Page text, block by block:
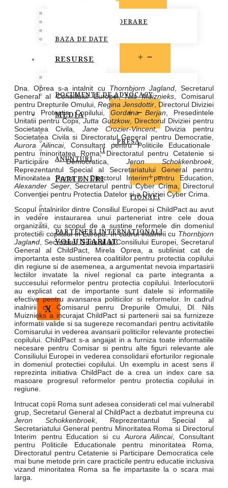
PROCEDURA DE ADERARE
BAZA DE DATE
RESURSE
PUBLICATII
DOCUMENTE DE ADVOCACY
MEDIA
OPEN
MENU
STIRI
COMUNICATE DE PRESA
INFO MEMBRI
ANUNTURI
PARTENERI
OPEN
MENU
PARTENERI INSTITUTIONALI
PARTENERI MEDIA
SOCIETATEA CIVILA
SPONSORI SI DONATORI
PARTENERI INTERNATIONALI
VOLUNTARIAT
X
Dna. Oprea s-a intalnit cu Thornbjorn Jagland, Secretarul
General al Consiliului Europei,Nils Muiznieks, Comisarul
pentru Drepturile Omului, Regina Jensdottir, Directorul Diviziei
pentru Protectia Copilului,Gordana Berjan, Presedintele
Unitatii pentru Copii,Jutta Gutzkow, Directorul Diviziei pentru
Societatea Civila, Jane Crozier-Vincent, Divizia pentru
Societatea Civila si Directoratul General pentru Democratie,
Aurora Ailincai, Consultant pentru Politicile Educationale
pentru minoritatea Roma, Directoratul pentru Cetatenie si
Participare Democratica, Jeron Schokkenbroek,
Reprezentantul Special al Secretariatului General pentru
Minoritatea Roma si Directorul Interim pentru Education,
Alexander Seger, Secretarul pentru Cyber Crima, Directorul
Conventiei pentru Protectia Datelor si a Diviziei Cyber Crima.
Scopul intalnirilor dintre Consiliul Europei si ChildPact au avut
in vedere instaurarea unui parteneriat intre cele doua
organizatii, cu scopul de a sustine reformele din domeniul
protectiei copilului in Europa. In cadrul intalnirii cu Thornbjorn
Jagland, Secretarul General al Consiliului Europei, Secretarul
General al ChildPact, Mirela Oprea, a subliniat cat de
importanta este sustinerea coalitiilor pentru protectia copilului
din regiune si de asemenea, a argumentat nevoia impartasirii
lectiilor invatate la nivel regional ca parte integranta a
succesului reformelor pentru protectia copilului. Interlocutorii
au explicat cat de importante sunt datele si informatiile
efective pentru avansarea politicilor si reformelor. In cadrul
inalnirii cu Comisarul penru Drepurile Omului, Dl. Nils
Muiznieks a incurajat ChildPact si partenerii sai sa furnizeze
informatii valide si sa sugereze recomandari pentru activitatile
Comisarului in vederea avansarii politicilor relevante protectiei
copilului. ChildPact s-a angajat in a furniza toate informatiile
necesare pentru Comisar si pentru alte figuri relevante ale
Consiliului Europei in vederea consolidarii eforturilor regionale
in domeniul protectiei copilului. Un exemplu in acest sens il
reprezinta initiativa ChildPact de a crea un index care sa
masoare progresul reformelor pentru protectia copilului in
regiune.
Intrucat copii Roma sunt adesea considerati cel mai vulnerabil
grup, Secretarul General al ChildPact a dezbatut impreuna cu
Jeron Schokkenbroek, Reprezentantul Special al
Secretariatului General pentru Minoritatea Roma si Directorul
Interim pentru Education si cuAurora Ailincai, Consultant
pentru Politicile Educationale pentru minoritatea Roma,
Directoratul pentru Cetatenie si Participare Democratica cele
mai bune metode prin care practicile pentru educatie inclusiva
vizand minoritatea Roma sa fie impartasite la o scara mai
larga.